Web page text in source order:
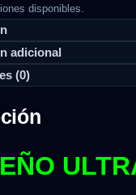
disponibles.
adicional
(0)